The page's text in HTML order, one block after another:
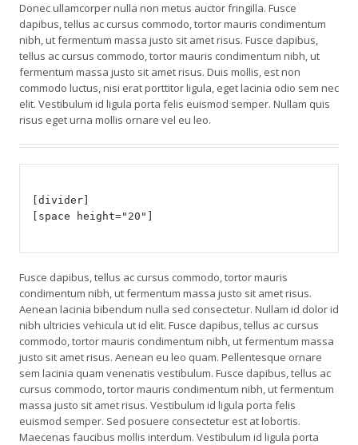
Donec ullamcorper nulla non metus auctor fringilla. Fusce
dapibus, tellus ac cursus commodo, tortor mauris condimentum
nibh, ut fermentum massa justo sit amet risus. Fusce dapibus,
tellus ac cursus commodo, tortor mauris condimentum nibh, ut
fermentum massa justo sit amet risus. Duis mollis, est non
commodo luctus, nisi erat porttitor ligula, eget lacinia odio sem nec
elit. Vestibulum id ligula porta felis euismod semper. Nullam quis
risus eget urna mollis ornare vel eu leo.
[divider]
[space height="20"]
Fusce dapibus, tellus ac cursus commodo, tortor mauris
condimentum nibh, ut fermentum massa justo sit amet risus.
Aenean lacinia bibendum nulla sed consectetur. Nullam id dolor id
nibh ultricies vehicula ut id elit. Fusce dapibus, tellus ac cursus
commodo, tortor mauris condimentum nibh, ut fermentum massa
justo sit amet risus. Aenean eu leo quam. Pellentesque ornare
sem lacinia quam venenatis vestibulum. Fusce dapibus, tellus ac
cursus commodo, tortor mauris condimentum nibh, ut fermentum
massa justo sit amet risus. Vestibulum id ligula porta felis
euismod semper. Sed posuere consectetur est at lobortis.
Maecenas faucibus mollis interdum. Vestibulum id ligula porta